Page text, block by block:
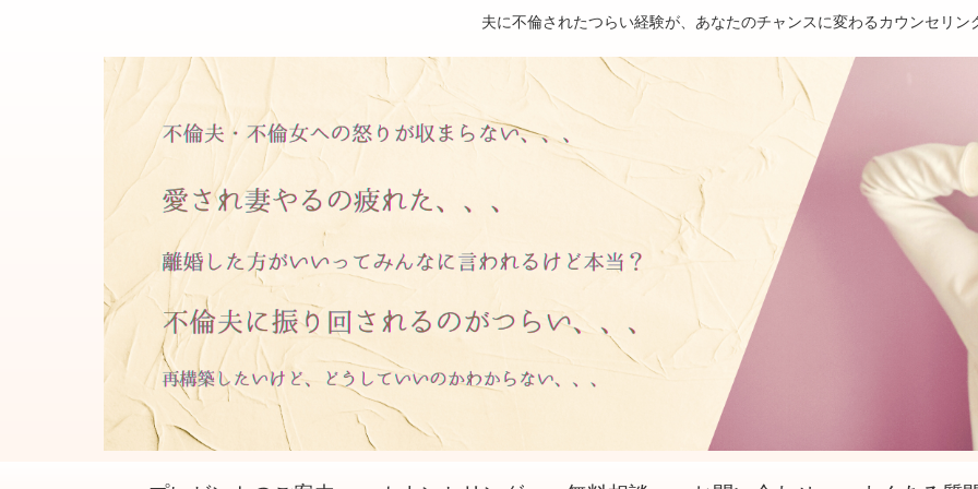
夫に不倫されたつらい経験が、あなたのチャンスに変わるカウンセリン